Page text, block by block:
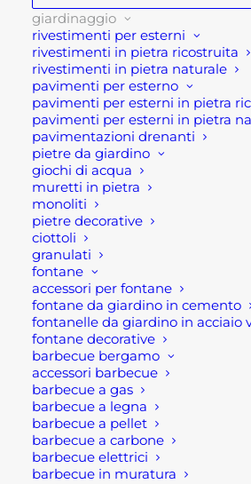
giardinaggio
rivestimenti per esterni
rivestimenti in pietra ricostruita
rivestimenti in pietra naturale
pavimenti per esterno
pavimenti per esterni in pietra
pavimenti per esterni in pietra
pavimentazioni drenanti
pietre da giardino
giochi di acqua
muretti in pietra
monoliti
pietre decorative
ciottoli
granulati
fontane
accessori per fontane
fontane da giardino in cemento
fontanelle da giardino in acciaio
fontane decorative
barbecue bergamo
accessori barbecue
barbecue a gas
barbecue a legna
barbecue a pellet
barbecue a carbone
barbecue elettrici
barbecue in muratura
Descrizione
Mobile per esterno
bianco Upper
Il mobile per esterno bianco, (o
modello Upper è una pratica e
indicata per gli spazi aperti.
bianco o antracite questa
diventa un comodo e pratico
spazi esterni.
Infatti, questo complemento di
una struttura in alluminio
due ante scorrevoli, mentre
suddiviso da n. 4 ripiani removibili.